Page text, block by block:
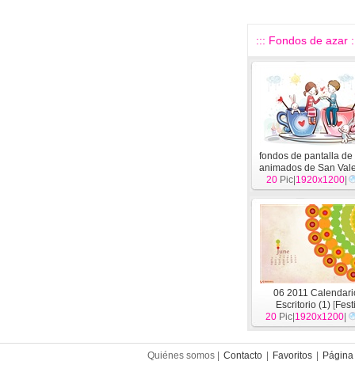
::: Fondos de azar
fondos de pantalla
animados de San
[Festival]
20 Pic| 1920x1200
06 2011
Escritorio (1) [
20 Pic| 1920x1200
Quiénes somos | Contacto Favoritos